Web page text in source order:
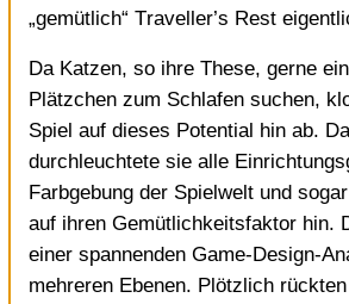
„gemütlich“ Traveller’s Rest
Da Katzen, so ihre These, gerne
Plätzchen zum Schlafen suchen,
Spiel auf dieses Potential hin ab.
durchleuchtete sie alle
Farbgebung der Spielwelt und
auf ihren Gemütlichkeitsfaktor hin.
einer spannenden Game-Design-
mehreren Ebenen. Plötzlich